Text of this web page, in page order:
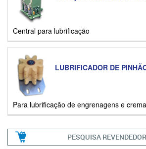
Central para lubrificação
LUBRIFICADOR DE
Para lubrificação de engrenagens e
PESQUISA